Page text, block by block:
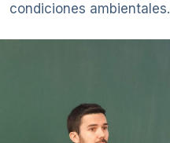
condiciones ambientales.